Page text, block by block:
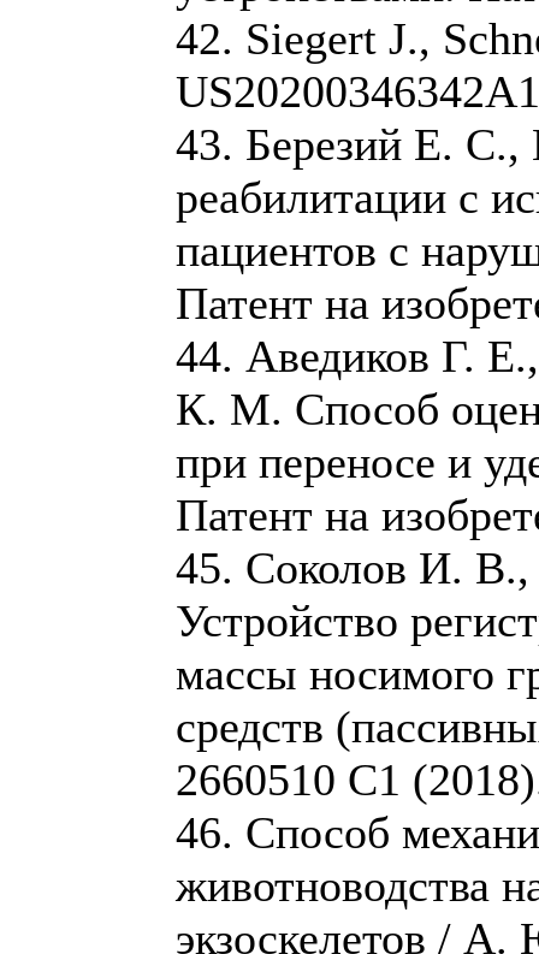
42. Siegert J.,
43. Березий Е. С.,
реабилитации с
пациентов с
Патент на
44. Аведиков Г.
К. М. Способ
при переносе и
Патент на
45. Соколов И.
Устройство
массы носимого
средств
2660510 C1
46. Способ
животноводства
экзоскелетов /